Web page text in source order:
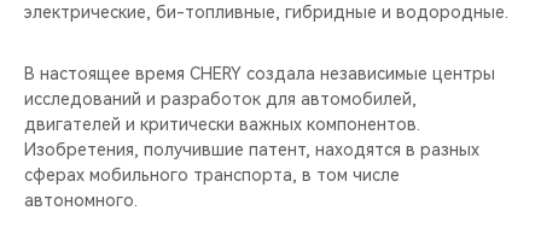
электрические, би-топливные, гибридные и водородные.
В настоящее время CHERY создала независимые центры
исследований и разработок для автомобилей,
двигателей и критически важных компонентов.
Изобретения, получившие патент, находятся в разных
сферах мобильного транспорта, в том числе
автономного.